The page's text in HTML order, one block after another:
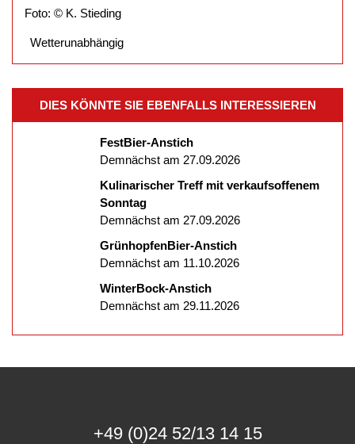
Foto: © K. Stieding
Wetterunabhängig
DIES KÖNNTE SIE EBENFALLS INTERESSIEREN
FestBier-Anstich
Demnächst am 27.09.2026
Kulinarischer Treff mit verkaufsoffenem
Sonntag
Demnächst am 27.09.2026
GrünhopfenBier-Anstich
Demnächst am 11.10.2026
WinterBock-Anstich
Demnächst am 29.11.2026
+49 (0)24 52/13 14 15